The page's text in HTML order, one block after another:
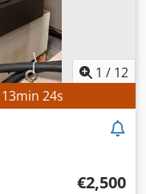
1 / 12
13min 21s
€2,500